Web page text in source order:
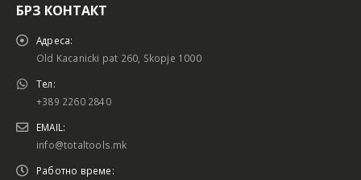
Батериски сет
БРЗ КОНТАКТ
Адреса:
Old Kacanicki pat 260, Skopje 1000
Тел:
+389 2260 2840
EMAIL:
info@totaltools.mk
Работно време: